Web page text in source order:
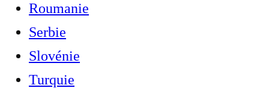
Roumanie
Serbie
Slovénie
Turquie